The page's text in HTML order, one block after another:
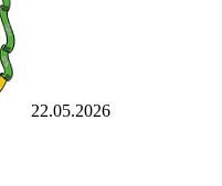
22.05.2026